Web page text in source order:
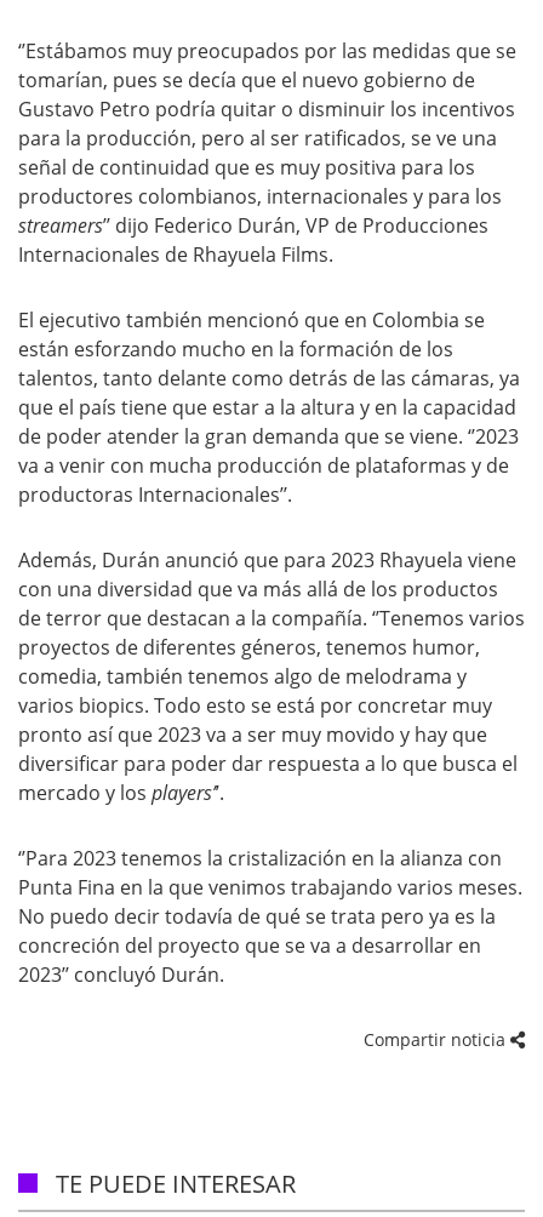
‘’Estábamos muy preocupados por las medidas que se
tomarían, pues se decía que el nuevo gobierno de
Gustavo Petro podría quitar o disminuir los incentivos
para la producción, pero al ser ratificados, se ve una
señal de continuidad que es muy positiva para los
productores colombianos, internacionales y para los
streamers’’ dijo Federico Durán, VP de Producciones
Internacionales de Rhayuela Films.
El ejecutivo también mencionó que en Colombia se
están esforzando mucho en la formación de los
talentos, tanto delante como detrás de las cámaras, ya
que el país tiene que estar a la altura y en la capacidad
de poder atender la gran demanda que se viene. ‘’2023
va a venir con mucha producción de plataformas y de
productoras Internacionales’’.
Además, Durán anunció que para 2023 Rhayuela viene
con una diversidad que va más allá de los productos
de terror que destacan a la compañía. ‘’Tenemos varios
proyectos de diferentes géneros, tenemos humor,
comedia, también tenemos algo de melodrama y
varios biopics. Todo esto se está por concretar muy
pronto así que 2023 va a ser muy movido y hay que
diversificar para poder dar respuesta a lo que busca el
mercado y los players’’.
‘’Para 2023 tenemos la cristalización en la alianza con
Punta Fina en la que venimos trabajando varios meses.
No puedo decir todavía de qué se trata pero ya es la
concreción del proyecto que se va a desarrollar en
2023’’ concluyó Durán.
Compartir noticia
TE PUEDE INTERESAR